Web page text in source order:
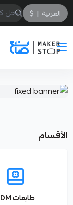
العربية |
$
صانع
الأقسام
طابعات FDM